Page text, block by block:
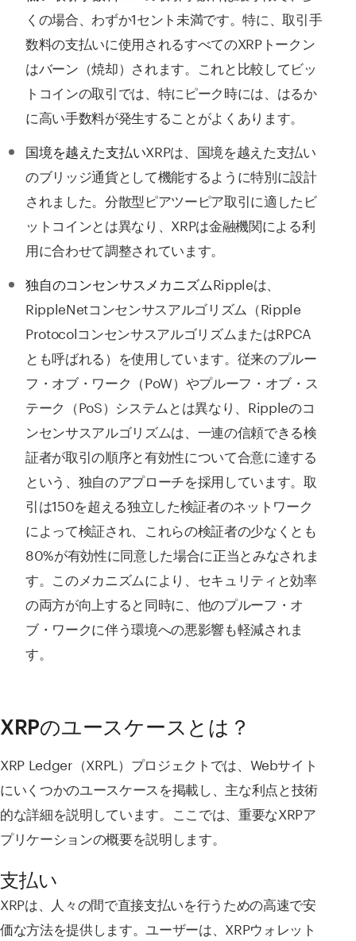
くの場合、わずか1セント未満です。特に、取引手
数料の支払いに使用されるすべてのXRPトークン
はバーン（焼却）されます。これと比較してビッ
トコインの取引では、特にピーク時には、はるか
に高い手数料が発生することがよくあります。
国境を越えた支払いXRPは、国境を越えた支払い
のブリッジ通貨として機能するように特別に設計
されました。分散型ピアツーピア取引に適したビ
ットコインとは異なり、XRPは金融機関による利
用に合わせて調整されています。
独自のコンセンサスメカニズムRippleは、
RippleNetコンセンサスアルゴリズム（Ripple
ProtocolコンセンサスアルゴリズムまたはRPCA
とも呼ばれる）を使用しています。従来のプルー
フ・オブ・ワーク（PoW）やプルーフ・オブ・ス
テーク（PoS）システムとは異なり、Rippleのコ
ンセンサスアルゴリズムは、一連の信頼できる検
証者が取引の順序と有効性について合意に達する
という、独自のアプローチを採用しています。 取
引は150を超える独立した検証者のネットワーク
によって検証され、これらの検証者の少なくとも
80%が有効性に同意した場合に正当とみなされま
す。このメカニズムにより、セキュリティと効率
の両方が向上すると同時に、他のプルーフ・オ
ブ・ワークに伴う環境への悪影響も軽減されま
す。
XRPのユースケースとは？
XRP Ledger（XRPL）プロジェクトでは、Webサイト
にいくつかのユースケースを掲載し、主な利点と技術
的な詳細を説明しています。ここでは、重要なXRPア
プリケーションの概要を説明します。
支払い
XRPは、人々の間で直接支払いを行うための高速で安
価な方法を提供します。ユーザーは、XRPウォレット